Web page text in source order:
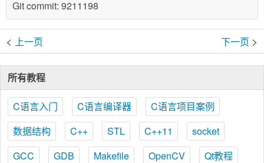
Git commit: 9211198
< 上一页 下一页 >
所有教程
C语言入门 C语言编译器
C语言项目案例
数据结构
C++ STL C++11
socket
GCC
GDB Makefile OpenCV
Qt教程